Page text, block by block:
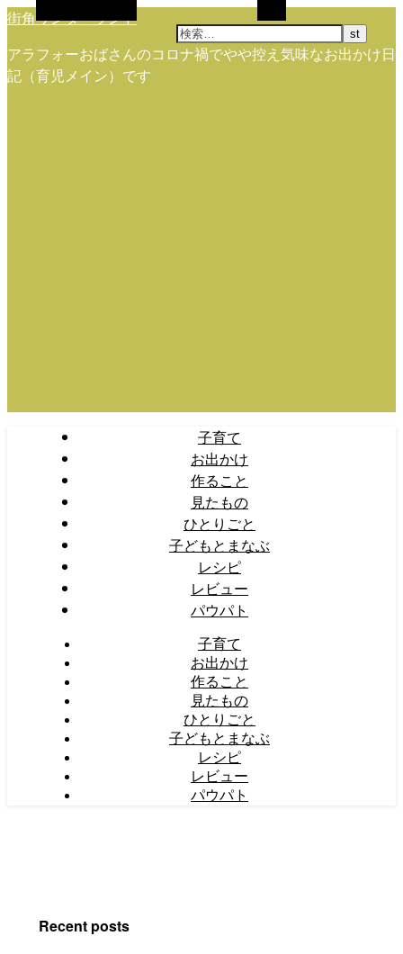
街角ワンダーランド
アラフォーおばさんのコロナ禍でやや控え気味なお出かけ日
記（育児メイン）です
子育て
お出かけ
作ること
見たもの
ひとりごと
子どもとまなぶ
レシピ
レビュー
パウパト
子育て
お出かけ
作ること
見たもの
ひとりごと
子どもとまなぶ
レシピ
レビュー
パウパト
Recent posts